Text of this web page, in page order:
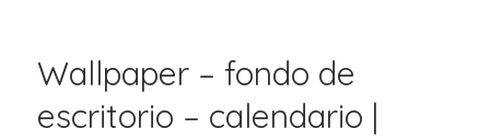
Wallpaper – fondo de
escritorio – calendario |